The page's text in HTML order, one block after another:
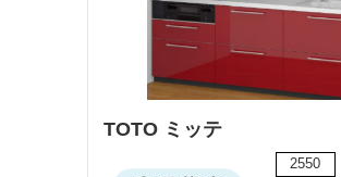
TOTO ミッテ
2550